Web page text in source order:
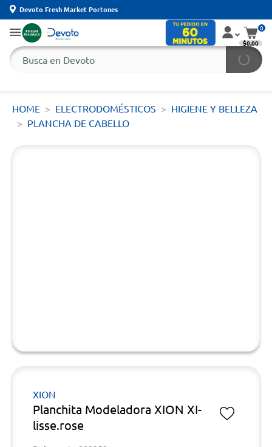
Devoto Fresh Market Portones
0
$0,00
HOME ELECTRODOMÉSTICOS
HIGIENE Y BELLEZA
PLANCHA DE CABELLO
XION
Planchita Modeladora XION XI-
lisse.rose